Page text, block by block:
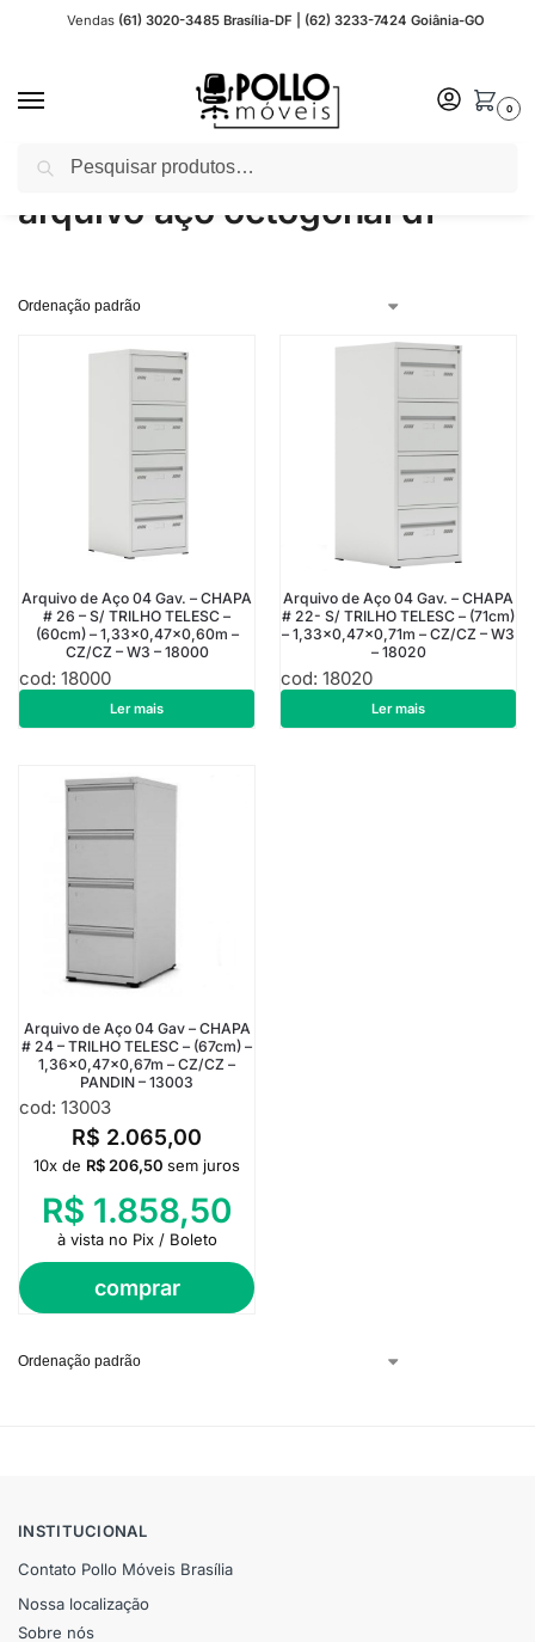
Vendas (61) 3020-3485 Brasília-DF | (62) 3233-7424 Goiânia-GO
0
Início Produtos marcados com a tag “arquivo aço octogonal df”
arquivo aço octogonal df
Arquivo de Aço 04 Gav. – CHAPA
# 26 – S/ TRILHO TELESC –
(60cm) – 1,33×0,47×0,60m –
CZ/CZ – W3 – 18000
cod: 18000
R$913,50
Ler mais
Arquivo de Aço 04 Gav. – CHAPA
# 22- S/ TRILHO TELESC – (71cm)
– 1,33×0,47×0,71m – CZ/CZ – W3
– 18020
cod: 18020
1.178,10
Ler mais
Arquivo de Aço 04 Gav – CHAPA
# 24 – TRILHO TELESC – (67cm) –
1,36×0,47×0,67m – CZ/CZ –
PANDIN – 13003
cod: 13003
R$ 2.065,00
comprar
10x de R$206,50 sem juros
R$ 1.858,50
à vista no Pix / Boleto
INSTITUCIONAL
Contato Pollo Móveis Brasília
Nossa localização
Sobre nós